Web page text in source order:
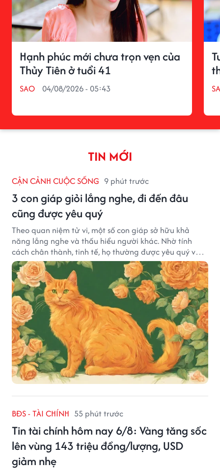
Hạnh phúc mới chưa trọn vẹn của
Thủy Tiên ở tuổi 41
SAO 04/08/2026 - 05:43
TIN MỚI
CẬN CẢNH CUỘC SỐNG 9 phút trước
3 con giáp giỏi lắng nghe, đi đến đâu
cũng được yêu quý
Theo quan niệm tử vi, một số con giáp sở hữu khả
năng lắng nghe và thấu hiểu người khác. Nhờ tính
cách chân thành, tinh tế, họ thường được yêu quý và
tạo dựng nhiều mối quan hệ tốt đẹp.
BĐS - TÀI CHÍNH 55 phút trước
Tin tài chính hôm nay 6/8: Vàng tăng sốc
lên vùng 143 triệu đồng/lượng, USD
giảm nhẹ